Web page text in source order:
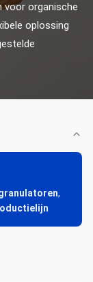
voor organische
oplossing
,